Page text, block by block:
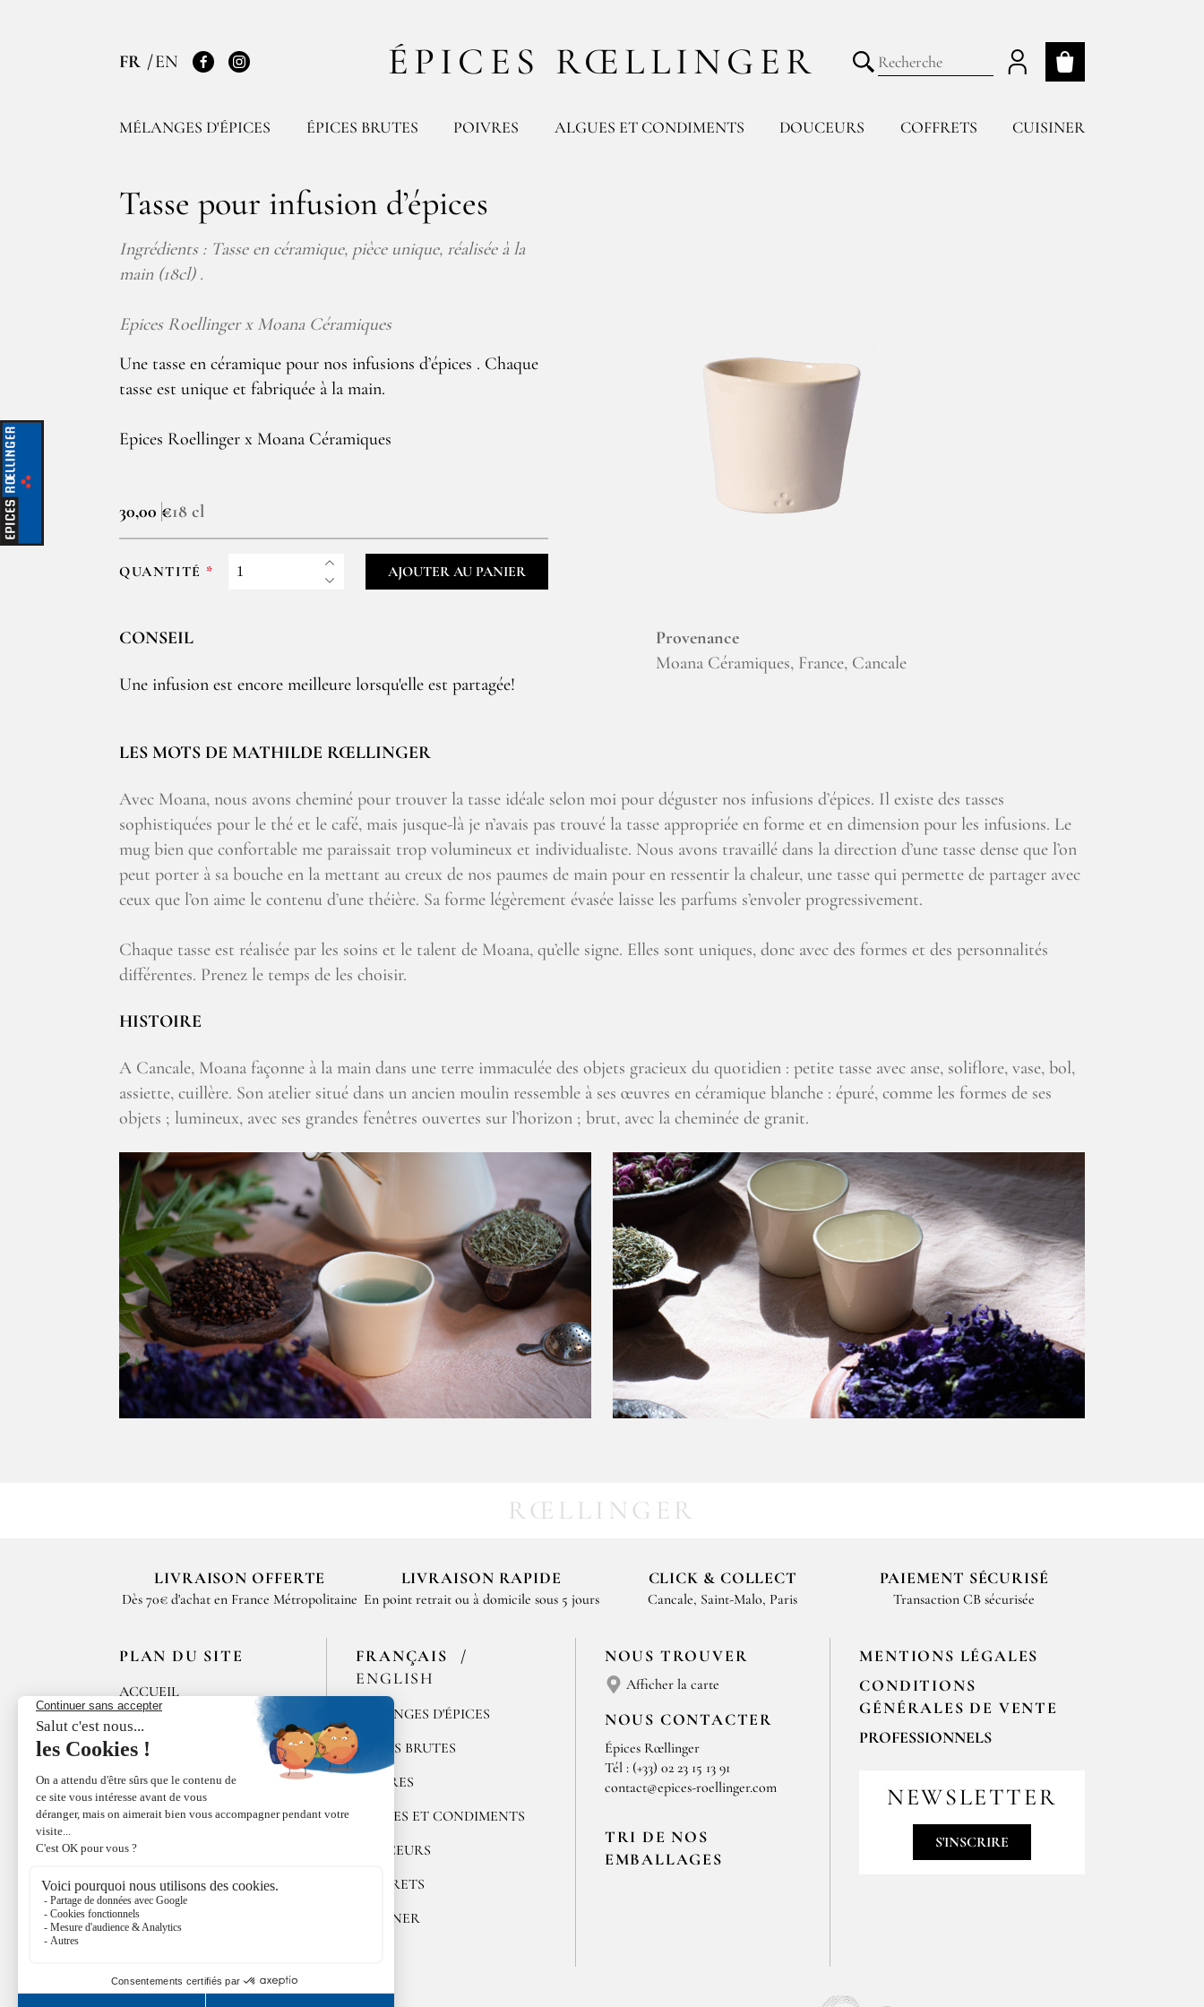
ÉPICES RŒLLINGER
FR EN
FacebookInstagram
MÉLANGES D'ÉPICES ÉPICES BRUTES POIVRES ALGUES ET CONDIMENTS DOUCEURS COFFRETS CUISINER
Mon panier
Lancer la recherche
Tasse pour infusion d’épices
Ingrédients : Tasse en céramique, pièce unique, réalisée à la
main (18cl) .
Epices Roellinger x Moana Céramiques
Une tasse en céramique pour nos infusions d’épices . Chaque
tasse est unique et fabriquée à la main.
Epices Roellinger x Moana Céramiques
30,00 €18 cl
QUANTITÉ AJOUTER AU PANIER
CONSEIL
Une infusion est encore meilleure lorsqu'elle est partagée!
Provenance
Moana Céramiques, France, Cancale
LES MOTS DE MATHILDE RŒLLINGER
Avec Moana, nous avons cheminé pour trouver la tasse idéale selon moi pour déguster nos infusions d’épices. Il existe des tasses
sophistiquées pour le thé et le café, mais jusque-là je n’avais pas trouvé la tasse appropriée en forme et en dimension pour les infusions. Le
mug bien que confortable me paraissait trop volumineux et individualiste. Nous avons travaillé dans la direction d’une tasse dense que l’on
peut porter à sa bouche en la mettant au creux de nos paumes de main pour en ressentir la chaleur, une tasse qui permette de partager avec
ceux que l’on aime le contenu d’une théière. Sa forme légèrement évasée laisse les parfums s’envoler progressivement.
Chaque tasse est réalisée par les soins et le talent de Moana, qu’elle signe. Elles sont uniques, donc avec des formes et des personnalités
différentes. Prenez le temps de les choisir.
HISTOIRE
A Cancale, Moana façonne à la main dans une terre immaculée des objets gracieux du quotidien : petite tasse avec anse, soliflore, vase, bol,
assiette, cuillère. Son atelier situé dans un ancien moulin ressemble à ses œuvres en céramique blanche : épuré, comme les formes de ses
objets ; lumineux, avec ses grandes fenêtres ouvertes sur l’horizon ; brut, avec la cheminée de granit.
RŒLLINGER
LIVRAISON OFFERTE
Dès 70€ d'achat en France Métropolitaine
LIVRAISON RAPIDE
En point retrait ou à domicile sous 5 jours
CLICK & COLLECT
Cancale, Saint-Malo, Paris
PAIEMENT SÉCURISÉ
Transaction CB sécurisée
PLAN DU SITE
ACCUEIL
LES MAISONS DE
BRICOURT
RECRUTEMENT
ÉPICES RŒLLINGER
LE COQUILLAGE
FAMILLE RŒLLINGER
ACTUALITÉS
FRANÇAIS
ENGLISH
MÉLANGES D'ÉPICES
ÉPICES BRUTES
POIVRES
ALGUES ET CONDIMENTS
DOUCEURS
COFFRETS
CUISINER
NOUS TROUVER
Afficher la carte
NOUS CONTACTER
Épices Rœllinger
Tél : (+33) 02 23 15 13 91
contact@epices-roellinger.com
TRI DE NOS
EMBALLAGES
MENTIONS LÉGALES
CONDITIONS
GÉNÉRALES DE VENTE
PROFESSIONNELS
professionnelles, merci de nous
contacter par email
contact@epices-roellinger.com
NEWSLETTER
S'INSCRIRE